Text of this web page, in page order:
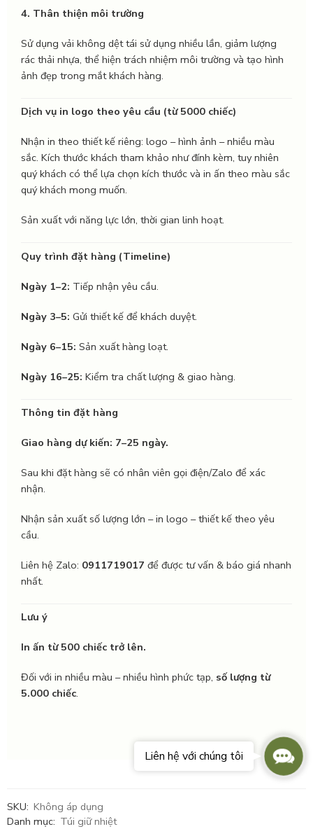
4. Thân thiện môi trường
Sử dụng vải không dệt tái sử dụng nhiều lần, giảm lượng
rác thải nhựa, thể hiện trách nhiệm môi trường và tạo hình
ảnh đẹp trong mắt khách hàng.
Dịch vụ in logo theo yêu cầu (từ 5000 chiếc)
Nhận in theo thiết kế riêng: logo – hình ảnh – nhiều màu
sắc. Kích thước khách tham khảo như đính kèm, tuy nhiên
quý khách có thể lựa chọn kích thước và in ấn theo màu sắc
quý khách mong muốn.
Sản xuất với năng lực lớn, thời gian linh hoạt.
Quy trình đặt hàng (Timeline)
Ngày 1–2: Tiếp nhận yêu cầu.
Ngày 3–5: Gửi thiết kế để khách duyệt.
Ngày 6–15: Sản xuất hàng loạt.
Ngày 16–25: Kiểm tra chất lượng & giao hàng.
Thông tin đặt hàng
Giao hàng dự kiến: 7–25 ngày.
Sau khi đặt hàng sẽ có nhân viên gọi điện/Zalo để xác
nhận.
Nhận sản xuất số lượng lớn – in logo – thiết kế theo yêu
cầu.
Liên hệ Zalo: 0911719017 để được tư vấn & báo giá nhanh
nhất.
Lưu ý
In ấn từ 500 chiếc trở lên.
Đối với in nhiều màu – nhiều hình phức tạp, số lượng từ
5.000 chiếc.
SKU: Không áp dụng
Danh mục: Túi giữ nhiệt
Us
Liên hệ với chúng tôi